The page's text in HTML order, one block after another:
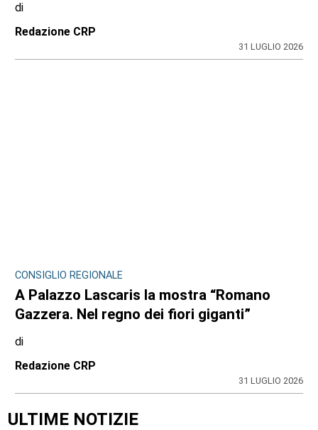
di
Redazione CRP
31 LUGLIO 2026
CONSIGLIO REGIONALE
A Palazzo Lascaris la mostra “Romano
Gazzera. Nel regno dei fiori giganti”
di
Redazione CRP
31 LUGLIO 2026
ULTIME NOTIZIE